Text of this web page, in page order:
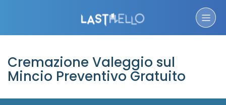
Cremazione Valeggio sul
Mincio Preventivo Gratuito